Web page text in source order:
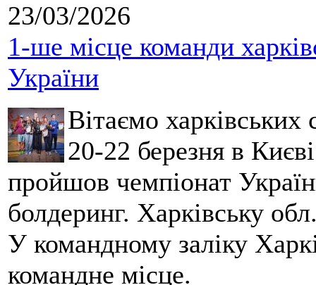
23/03/2026
1-ше місце команди
України
Вітаємо
20-22 березня в
пройшов чемпіонат
болдеринг. Харківську
У командному заліку
командне місце.